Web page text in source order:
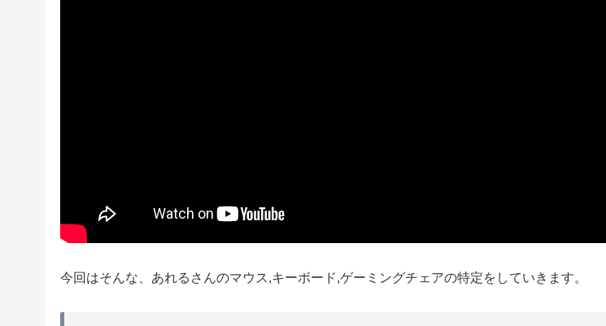
今回はそんな、あれるさんのマウス,キーボード,ゲーミングチェアの特定をしていきます。